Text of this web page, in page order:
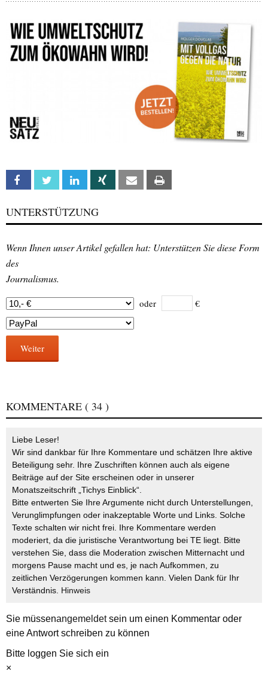
Facebook Twitter Linkedin Xing Email
UNTERSTÜTZUNG
Wenn Ihnen unser Artikel gefallen hat: Unterstützen Sie diese Form
des
Journalismus.
oder €
Weiter
KOMMENTARE ( 34 )
Liebe Leser!
Wir sind dankbar für Ihre Kommentare und schätzen Ihre aktive
Beteiligung sehr. Ihre Zuschriften können auch als eigene
Beiträge auf der Site erscheinen oder in unserer
Monatszeitschrift „Tichys Einblick“.
Bitte entwerten Sie Ihre Argumente nicht durch Unterstellungen,
Verunglimpfungen oder inakzeptable Worte und Links. Solche
Texte schalten wir nicht frei. Ihre Kommentare werden
moderiert, da die juristische Verantwortung bei TE liegt. Bitte
verstehen Sie, dass die Moderation zwischen Mitternacht und
morgens Pause macht und es, je nach Aufkommen, zu
zeitlichen Verzögerungen kommen kann. Vielen Dank für Ihr
Verständnis. Hinweis
Sie müssenangemeldetsein um einen Kommentar oder
eine Antwort schreiben zu können
Bitte loggen Sie sich ein
×